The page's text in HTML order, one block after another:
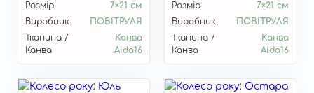
Розмір
7×21 см
Виробник
ПОВІТРУЛЯ
Тканина /
Канва
Канва
Aida16
Розмір
7×21 см
Виробник
ПОВІТРУЛЯ
Тканина /
Канва
Канва
Aida16